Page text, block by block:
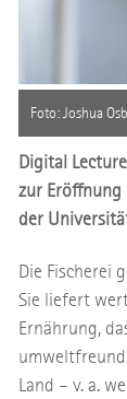
Foto: Joshua
Digital
zur Eröffnung
der
Die Fischerei
Sie liefert
Ernährung,
Land – v. a.